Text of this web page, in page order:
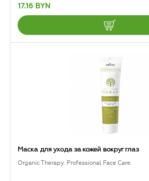
17.16 BYN
Маска для ухода за кожей вокруг глаз
Organic Therapy. Professional Face Care.